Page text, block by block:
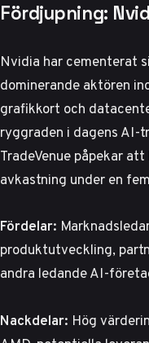
Fördjupning:
Nvidia har cementerat
dominerande aktören
grafikkort och
ryggraden i dagens AI-
TradeVenue påpekaratt
avkastning under en
Fördelar:
produktutveckling,
andra ledande AI-
Nackdelar: Hög